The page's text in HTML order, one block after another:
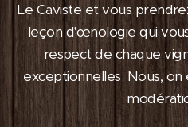
Le Caviste et vous
leçon d'œnologie qui
respect de chaque
exceptionnelles. Nous,